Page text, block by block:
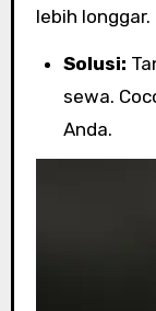
lebih longgar.
Solusi:
sewa.
Anda.